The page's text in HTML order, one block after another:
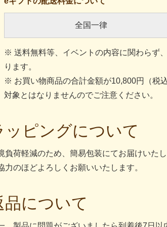
全国一律
※ 送料無料等、イベントの内容に関わらず
ります。
※ お買い物商品の合計金額が10,800円（税
対象とはなりませんのでご注意ください。
ッピングについて
負荷軽減のため、簡易包装にてお届けいたし
力のほどよろしくお願いいたします。
品について